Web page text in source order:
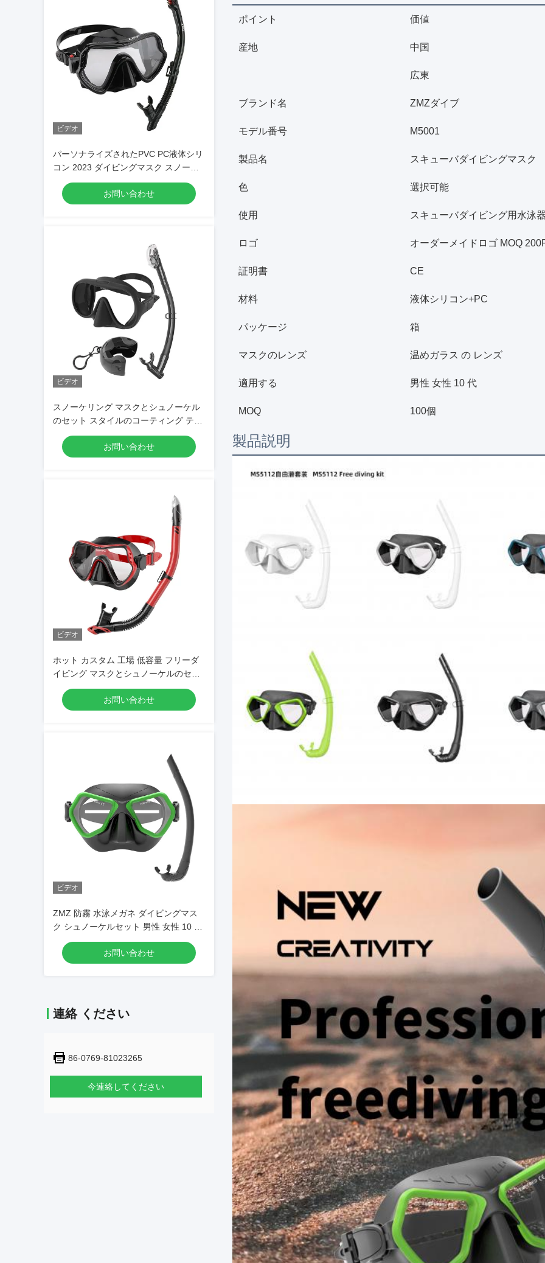
ビデオ
パーソナライズされたPVC PC液体シリ
コン 2023 ダイビングマスク スノーケ
ルセット 成人用 スノーケルマスクセッ
お問い合わせ
ビデオ
スノーケリング マスクとシュノーケル
のセット スタイルのコーティング テン
プレートガラス シングルレンズ ホワイ
トシュノーケルのマスクセット
お問い合わせ
ビデオ
ホット カスタム 工場 低容量 フリーダ
イビング マスクとシュノーケルのセッ
ト 温かいガラスダイビングマスクセッ
ト 大人
お問い合わせ
ビデオ
ZMZ 防霧 水泳メガネ ダイビングマス
ク シュノーケルセット 男性 女性 10 代
シュノーケルマスク セット
お問い合わせ
連絡 ください
86-0769-81023265
今連絡してください
ポイント 価値
産地 中国
広東
ブランド名 ZMZダイブ
モデル番号 M5001
製品名 スキューバダイビングマスク
色 選択可能
使用 スキューバダイビング用水泳
ロゴ オーダーメイドロゴ MOQ
証明書 CE
材料 液体シリコン+PC
パッケージ 箱
マスクのレンズ 温めガラス の レンズ
適用する 男性 女性 10 代
MOQ 100個
製品説明